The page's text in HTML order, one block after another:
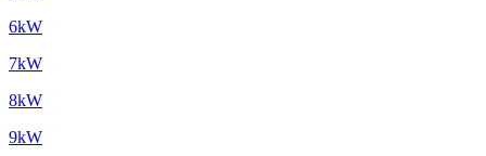
6kW
7kW
8kW
9kW